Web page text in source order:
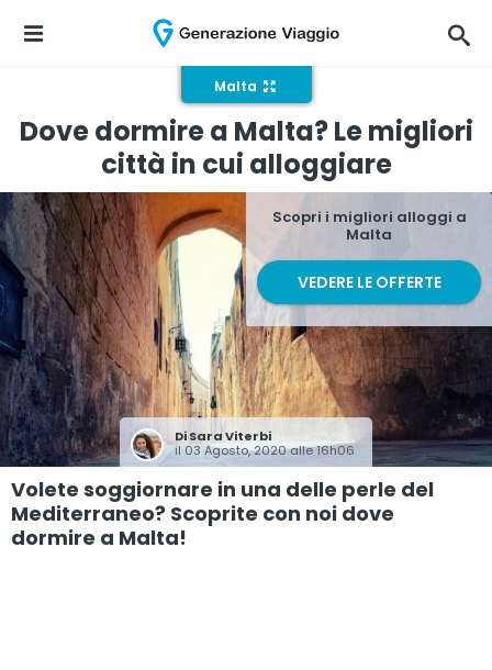
Malta
Dove dormire a Malta? Le migliori
città in cui alloggiare
DiSara Viterbi
il 03 Agosto, 2020 alle 16h06
Scopri i migliori alloggi a
Malta
VEDERE LE OFFERTE
Volete soggiornare in una delle perle del
Mediterraneo? Scoprite con noi dove
dormire a Malta!